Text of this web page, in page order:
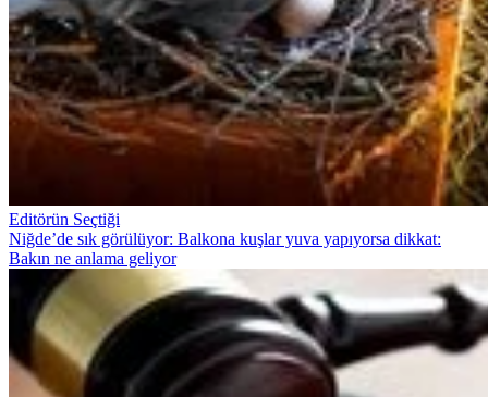
Editörün Seçtiği
Niğde’de sık görülüyor: Balkona kuşlar yuva yapıyorsa dikkat:
Bakın ne anlama geliyor